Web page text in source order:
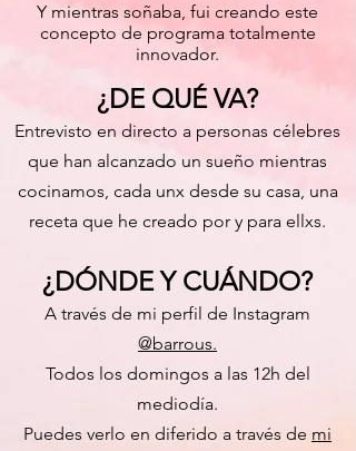
Y mientras soñaba, fui creando este
concepto de programa totalmente
innovador.
¿DE QUÉ VA?
Entrevisto en directo a personas célebres
que han alcanzado un sueño mientras
cocinamos, cada unx desde su casa, una
receta que he creado por y para ellxs.
¿DÓNDE Y CUÁNDO?
A través de mi perfil de Instagram
@barrous.
Todos los domingos a las 12h del
mediodía.
Puedes verlo en diferido a través de mi